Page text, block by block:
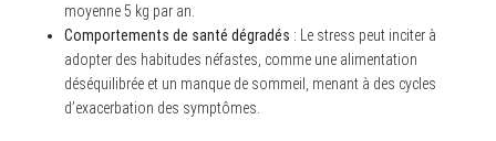
moyenne 5 kg par an.
Comportements de santé dégradés : Le stress peut inciter à
adopter des habitudes néfastes, comme une alimentation
déséquilibrée et un manque de sommeil, menant à des cycles
d’exacerbation des symptômes.